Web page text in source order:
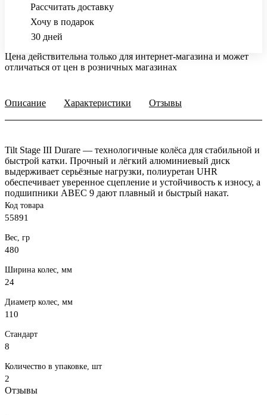
Рассчитать доставку
Хочу в подарок
30 дней
Цена действительна только для интернет-магазина и может
отличаться от цен в розничных магазинах
Описание Характеристики Отзывы
Tilt Stage III Durare — технологичные колёса для стабильной и
быстрой катки. Прочный и лёгкий алюминиевый диск
выдерживает серьёзные нагрузки, полиуретан UHR
обеспечивает уверенное сцепление и устойчивость к износу, а
подшипники ABEC 9 дают плавный и быстрый накат.
Код товара
55891
Вес, гр
480
Ширина колес, мм
24
Диаметр колес, мм
110
Стандарт
8
Количество в упаковке, шт
2
Отзывы